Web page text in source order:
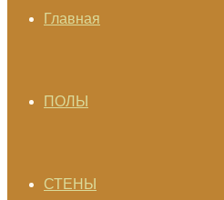
Главная
ПОЛЫ
СТЕНЫ